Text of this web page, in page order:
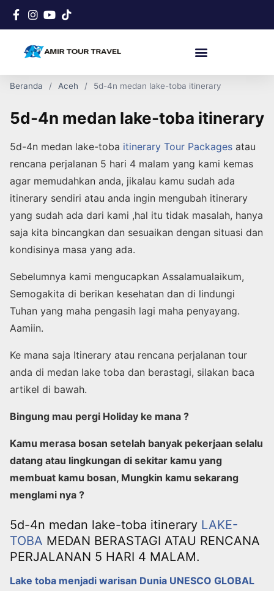
Beranda Aceh 5d-4n medan lake-toba itinerary
5d-4n medan lake-toba itinerary
5d-4n medan lake-toba itinerary Tour Packages atau
rencana perjalanan 5 hari 4 malam yang kami kemas
agar memudahkan anda, jikalau kamu sudah ada
itinerary sendiri atau anda ingin mengubah itinerary
yang sudah ada dari kami ,hal itu tidak masalah, hanya
saja kita bincangkan dan sesuaikan dengan situasi dan
kondisinya masa yang ada.
Sebelumnya kami mengucapkan Assalamualaikum,
Semogakita di berikan kesehatan dan di lindungi
Tuhan yang maha pengasih lagi maha penyayang.
Aamiin.
Ke mana saja Itinerary atau rencana perjalanan tour
anda di medan lake toba dan berastagi, silakan baca
artikel di bawah.
Bingung mau pergi Holiday ke mana ?
Kamu merasa bosan setelah banyak pekerjaan selalu
datang atau lingkungan di sekitar kamu yang
membuat kamu bosan, Mungkin kamu sekarang
menglami nya ?
5d-4n medan lake-toba itinerary LAKE-
TOBA MEDAN BERASTAGI ATAU RENCANA
PERJALANAN 5 HARI 4 MALAM.
Lake toba menjadi warisan Dunia UNESCO GLOBAL